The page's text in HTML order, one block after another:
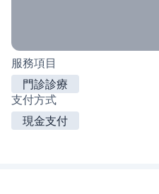
服務項目
門診診療
支付方式
現金支付